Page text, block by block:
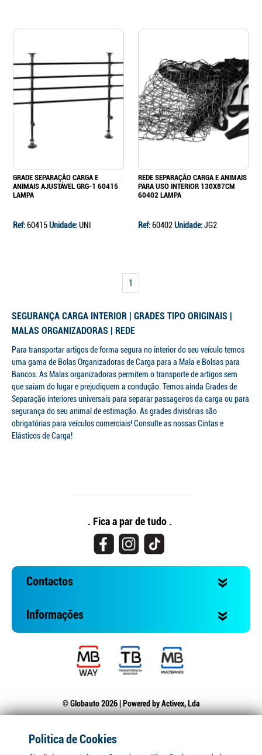
GRADE SEPARAÇÃO CARGA E
ANIMAIS AJUSTÁVEL GRG-1 60415
LAMPA
Ref:60415Unidade:UNI
REDE SEPARAÇÃO CARGA E ANIMAIS
PARA USO INTERIOR 130X87CM
60402 LAMPA
Ref:60402Unidade:JG2
1
SEGURANÇA CARGA INTERIOR | GRADES TIPO ORIGINAIS |
MALAS ORGANIZADORAS | REDE
Para transportar artigos de forma segura no interior do seu veículo temos
uma gama de Bolas Organizadoras de Carga para a Mala e Bolsas para
Bancos. As Malas organizadoras permitem o transporte de artigos sem
que saiam do lugar e prejudiquem a condução. Temos ainda Grades de
Separação interiores universais para separar passageiros da carga ou para
segurança do seu animal de estimação. As grades divisórias são
obrigatórias para veículos comerciais! Consulte as nossas Cintas e
Elásticos de Carga!
. Fica a par de tudo .
Contactos
Informações
© Globauto 2026 | Powered byActivex, Lda
Politica de Cookies